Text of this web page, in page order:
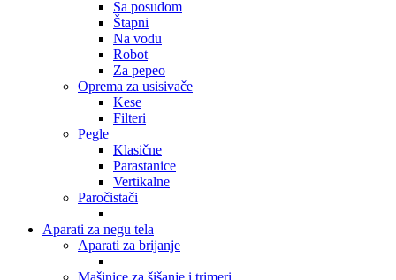
Sa posudom
Štapni
Na vodu
Robot
Za pepeo
Oprema za usisivače
Kese
Filteri
Pegle
Klasične
Parastanice
Vertikalne
Paročistači
Aparati za negu tela
Aparati za brijanje
Mašinice za šišanje i trimeri